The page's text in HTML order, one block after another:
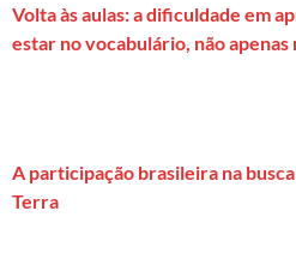
Volta às aulas: a dificuldade em
estar no vocabulário, não apenas
A participação brasileira na
Terra